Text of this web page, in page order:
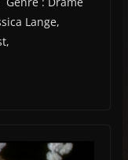
Lange,